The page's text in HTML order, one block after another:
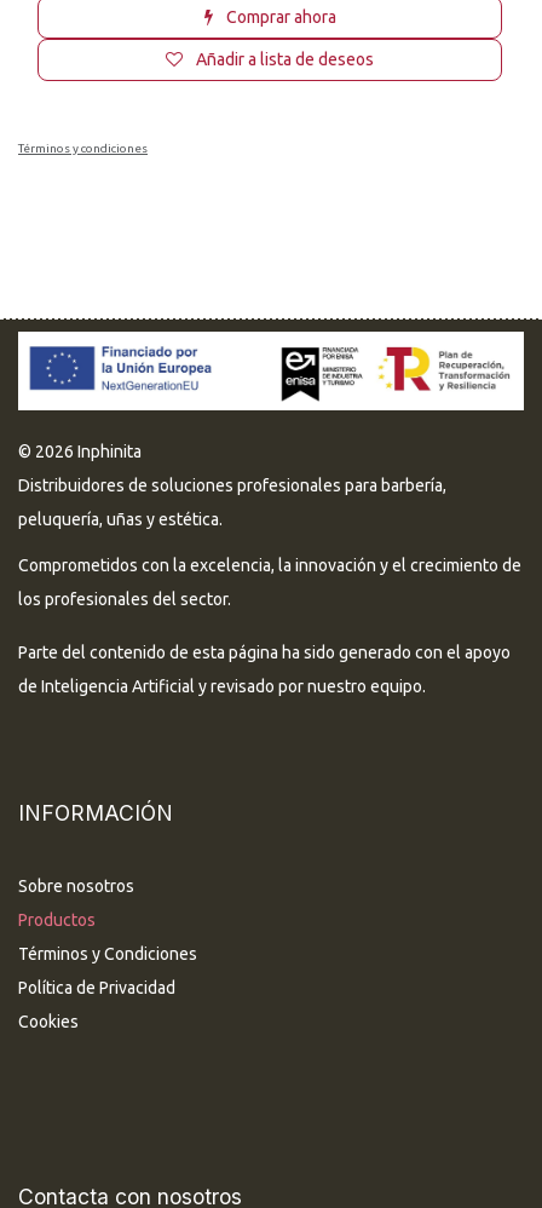
Comprar ahora
Añadir a lista de deseos
Términos y condiciones
© 2026 Inphinita
Distribuidores de soluciones profesionales para barbería,
peluquería, uñas y estética.
Comprometidos con la excelencia, la innovación y el crecimiento de
los profesionales del sector.
Parte del contenido de esta página ha sido generado con el apoyo
de Inteligencia Artificial y revisado por nuestro equipo.
INFORMACIÓN
Sobre nosotros
Productos
Términos y Condiciones
Política de Privacidad
Cookies
Contacta con nosotros